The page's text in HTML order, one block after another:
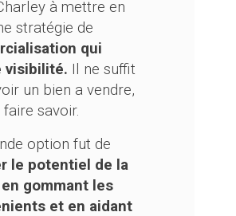
à mettre en
stratégie de
qui
visibilité. Il ne suffit
un bien a vendre,
savoir.
option fut de
le potentiel de la
gommant les
et en aidant